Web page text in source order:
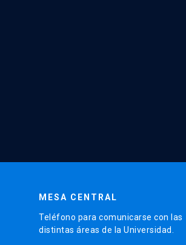
MESA CENTRAL
Teléfono para comunicarse con las
distintas áreas de la Universidad.